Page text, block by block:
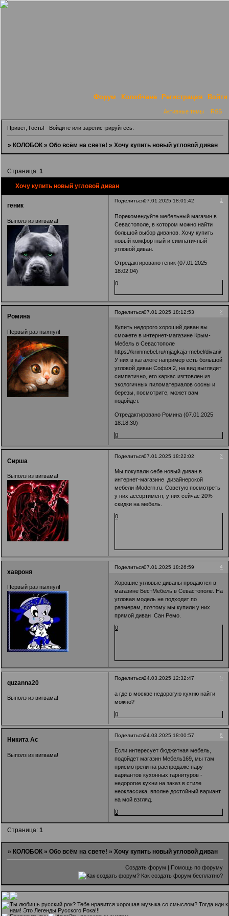
Форум Колобчане Регистрация Войти
Активные темы RSS
Привет, Гость! Войдитеили зарегистрируйтесь.
»КОЛОБОК »Обо всём на свете! »Хочу купить новый угловой диван
Хочу купить новый угловой диван
Страница:1
Поделиться 1
07.01.2025 18:01:42
геник
Выполз из вигвама!
Порекомендуйте мебельный магазин в
Севастополе, в котором можно найти
большой выбор диванов. Хочу купить
новый комфортный и симпатичный
угловой диван.
Отредактировано геник (07.01.2025
18:02:04)
0
Поделиться 2
07.01.2025 18:12:53
Ромина
Первый раз пыхнул!
Купить недорого хороший диван вы
сможете в интернет-магазине Крым-
Мебель в Севастополе
https://krimmebel.ru/mjagkaja-mebel/divani/
У них в каталоге например есть большой
угловой диван София 2, на вид выглядит
симпатично, его каркас изгтовлен из
экологичных пиломатериалов сосны и
березы, посмотрите, может вам
подойдет.
Отредактировано Ромина (07.01.2025
18:18:30)
0
Поделиться 3
07.01.2025 18:22:02
Сирша
Выполз из вигвама!
Мы покупали себе новый диван в
интернет-магазине дизайнерской
мебели iModern.ru. Советую посмотреть
у них ассортимент, у них сейчас 20%
скидки на мебель.
0
Поделиться 4
07.01.2025 18:26:59
хавроня
Первый раз пыхнул!
Хорошие угловые диваны продаются в
магазине БестМебель в Севастополе. На
угловая модель не подходит по
размерам, поэтому мы купили у них
прямой диван Сан Ремо.
0
Поделиться 5
24.03.2025 12:32:47
quzanna20
Выполз из вигвама!
а где в москве недорогую кухню найти
можно?
0
Поделиться 6
24.03.2025 18:00:57
Никита Ас
Выполз из вигвама!
Если интересует бюджетная мебель,
подойдет магазин Мебель169, мы там
присмотрели на распродаже пару
вариантов кухонных гарнитуров -
недорогиекухни на заказ в стиле
неоклассика, вполне достойный вариант
на мой взгляд.
0
Страница:1
»КОЛОБОК »Обо всём на свете! »Хочу купить новый угловой диван
Создать форум | Помощь по форуму